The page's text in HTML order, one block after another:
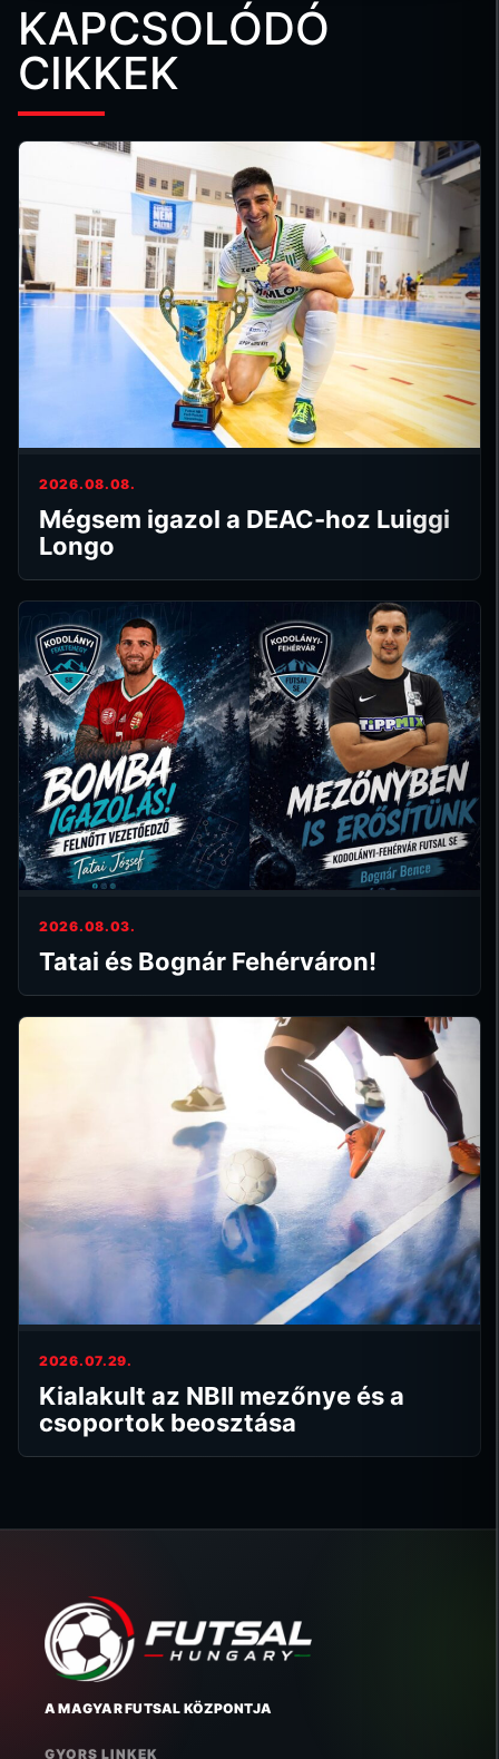
KAPCSOLÓDÓ
CIKKEK
2026.08.08.
Mégsem igazol a DEAC-hoz Luiggi
Longo
2026.08.03.
Tatai és Bognár Fehérváron!
2026.07.29.
Kialakult az NBII mezőnye és a
csoportok beosztása
A MAGYAR FUTSAL KÖZPONTJA
GYORS LINKEK